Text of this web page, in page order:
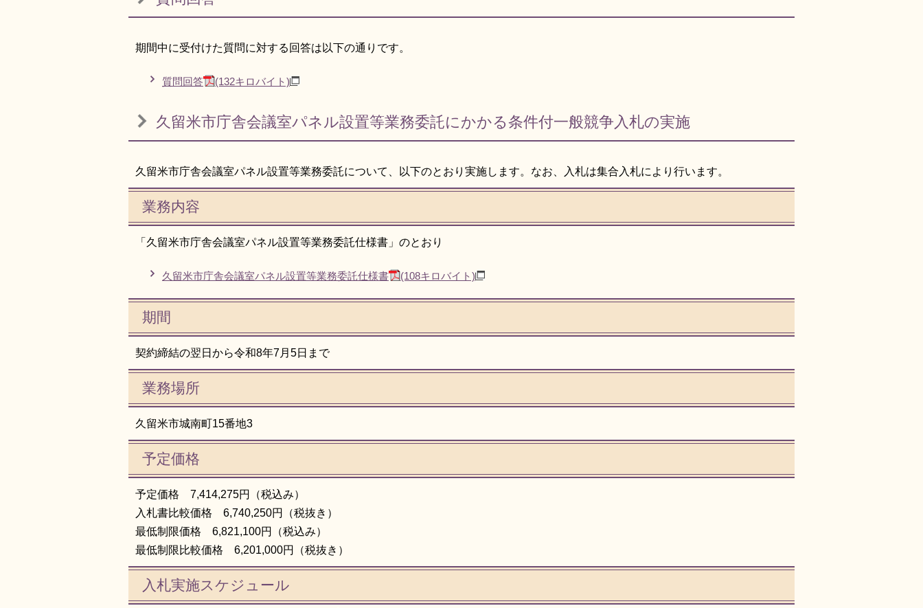
期間中に受付けた質問に対する回答は以下の通りです。
質問回答 (132キロバイト)
久留米市庁舎会議室パネル設置等業務委託にかかる条件付一般競争入札の実施
久留米市庁舎会議室パネル設置等業務委託について、以下のとおり実施します。なお、入札は集合入札により行います。
業務内容
「久留米市庁舎会議室パネル設置等業務委託仕様書」のとおり
久留米市庁舎会議室パネル設置等業務委託仕様書 (108キロバイト)
期間
契約締結の翌日から令和8年7月5日まで
業務場所
久留米市城南町15番地3
予定価格
予定価格 7,414,275円（税込み）
入札書比較価格 6,740,250円（税抜き）
最低制限価格 6,821,100円（税込み）
最低制限比較価格 6,201,000円（税抜き）
入札実施スケジュール